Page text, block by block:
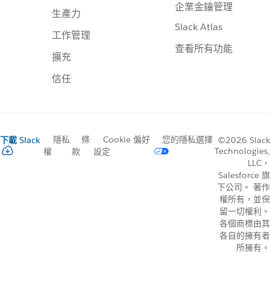
生產力
工作管理
擴充
信任
企業金鑰管理
Slack Atlas
查看所有功能
下載 Slack
隱私
權
條
款
Cookie 偏好
設定
您的隱私選擇 ©2026 Slack
Technologies,
LLC，
Salesforce 旗
下公司。 著作
權所有，並保
留一切權利。
各個商標由其
各自的擁有者
所擁有。